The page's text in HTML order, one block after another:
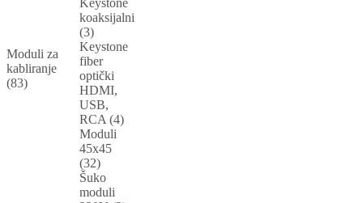
Moduli za
kabliranje
(83)
Keystone
koaksijalni
(3)
Keystone
fiber
optički
HDMI,
USB,
RCA (4)
Moduli
45x45
(32)
Šuko
moduli